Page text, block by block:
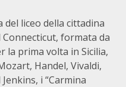
del liceo della cittadina
formata da
la prima volta in Sicilia,
Handel, Vivaldi,
i “Carmina